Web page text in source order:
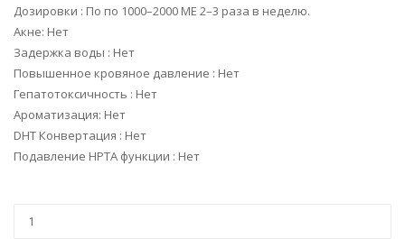
Дозировки : По по 1000–2000 МЕ 2–3 раза в неделю.
Акне: Нет
Задержка воды : Нет
Повышенное кровяное давление : Нет
Гепатотоксичность : Нет
Ароматизация: Нет
DHT Конвертация : Нет
Подавление HPTA функции : Нет